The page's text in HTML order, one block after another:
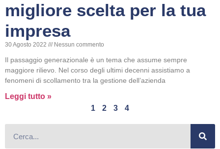
migliore scelta per la tua
impresa
30 Agosto 2022 Nessun commento
Il passaggio generazionale è un tema che assume sempre
maggiore rilievo. Nel corso degli ultimi decenni assistiamo a
fenomeni di scollamento tra la gestione dell’azienda
Leggi tutto »
1
2 3 4